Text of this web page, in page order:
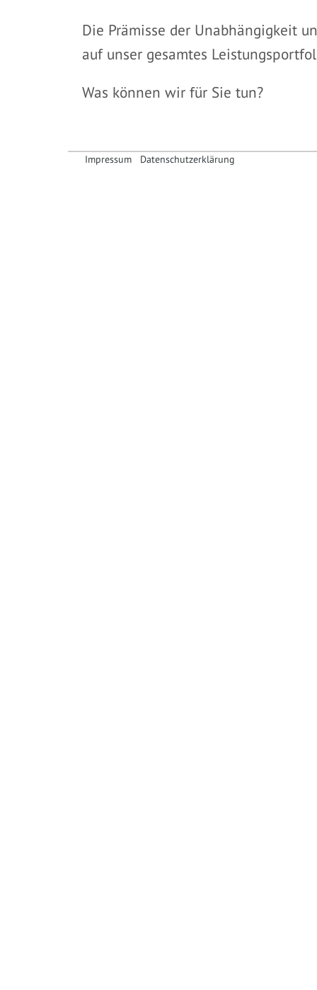
Die Prämisse der Unabhängigkeit
auf unser gesamtes
Was können wir für Sie tun?
Impressum Datenschutzerklärung